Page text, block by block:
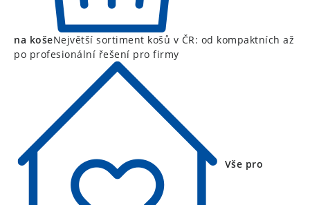
na košeNejvětší sortiment košů v ČR: od kompaktních až
po profesionální řešení pro firmy
Vše pro